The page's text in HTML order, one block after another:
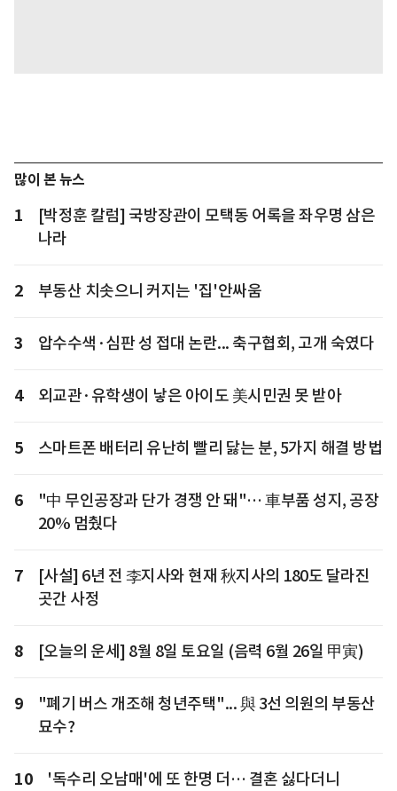
많이 본 뉴스
1
[박정훈 칼럼] 국방장관이 모택동 어록을 좌우명 삼은
나라
2 부동산 치솟으니 커지는 '집'안싸움
3 압수수색·심판 성 접대 논란... 축구협회, 고개 숙였다
4 외교관·유학생이 낳은 아이도 美시민권 못 받아
5 스마트폰 배터리 유난히 빨리 닳는 분, 5가지 해결 방법
6
"中 무인공장과 단가 경쟁 안 돼"… 車부품 성지, 공장
20% 멈췄다
7
[사설] 6년 전 李지사와 현재 秋지사의 180도 달라진
곳간 사정
8 [오늘의 운세] 8월 8일 토요일 (음력 6월 26일 甲寅)
9
"폐기 버스 개조해 청년주택"... 與 3선 의원의 부동산
묘수?
10
'독수리 오남매'에 또 한명 더… 결혼 싫다더니